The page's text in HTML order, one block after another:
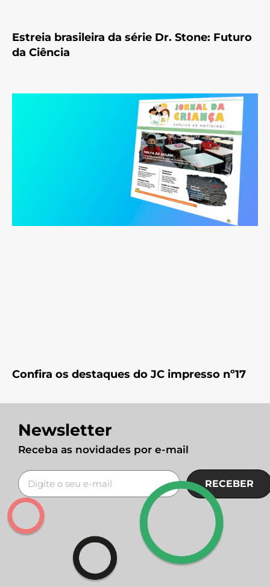
Estreia brasileira da série Dr. Stone: Futuro
da Ciência
Confira os destaques do JC impresso nº17
Newsletter
Receba as novidades por e-mail
RECEBER